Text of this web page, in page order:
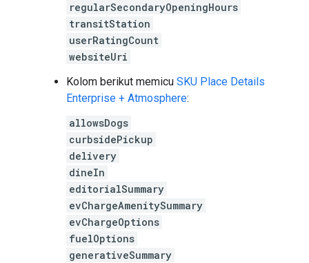
regularSecondaryOpeningHours
transitStation
userRatingCount
websiteUri
Kolom berikut memicu SKU Place Details
Enterprise + Atmosphere:
allowsDogs
curbsidePickup
delivery
dineIn
editorialSummary
evChargeAmenitySummary
evChargeOptions
fuelOptions
generativeSummary